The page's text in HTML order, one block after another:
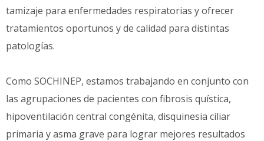
tamizaje para enfermedades respiratorias y ofrecer
tratamientos oportunos y de calidad para distintas
patologías.
Como SOCHINEP, estamos trabajando en conjunto con
las agrupaciones de pacientes con fibrosis quística,
hipoventilación central congénita, disquinesia ciliar
primaria y asma grave para lograr mejores resultados